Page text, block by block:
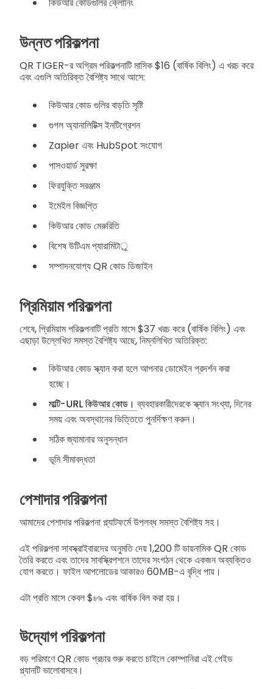
উন্নত পরিকল্পনা
QR TIGER-র অগ্রিম পরিকল্পনাটি মাসিক $16 (বার্ষিক বিলিং) এ খরচ করে
এবং এগুলি অতিরিক্ত বৈশিষ্ট্য সাথে আসে:
কিউআর কোড গুলির বাড়তি সৃষ্টি
গুগল অ্যানালিটিক্স ইনটিগ্রেশন
Zapier এবং HubSpot সংযোগ
পাসওয়ার্ড সুরক্ষা
ফিরযুক্তি সরঞ্জাম
ইমেইল বিজ্ঞপ্তি
কিউআর কোড মেরুরিতি
বিশেষ উটিএম প্যারামিটার্‌্‌
সম্পাদনযোগ্য QR কোড ডিজাইন
প্রিমিয়াম পরিকল্পনা
শেষে, প্রিমিয়াম পরিকল্পনাটি প্রতি মাসে $37 খরচ করে (বার্ষিক বিলিং) এবং
এছাড়া উল্লেখিত সমস্ত বৈশিষ্ট্য আছে, নিম্নলিখিত অতিরিক্ত:
কিউআর কোড স্ক্যান করা হলে আপনার ডোমেইন প্রদর্শন করা
হচ্ছে।
মাল্টি-URL কিউআর কোড।ব্যবহারকারীদেরকে স্ক্যান সংখ্যা, দিনের
সময় এবং অবস্থানের ভিত্তিতে পুনর্দিক্ষণ করুন।
সঠিক জ্যামানার অনুসন্ধান
ভূমি সীমাবদ্ধতা
পেশাদার পরিকল্পনা
আমাদের পেশাদার পরিকল্পনা প্ল্যাটফর্মে উপলব্ধ সমস্ত বৈশিষ্ট্য সহ।
এই পরিকল্পনা সাবস্ক্রাইবারদের অনুমতি দেয় 1,200 টি ডায়নামিক QR কোড
তৈরি করতে এবং তাদের সাবস্ক্রিপশনে তাদের সংগঠন থেকে একজন অব্যক্তিও
যোগ করতে। ফাইল আপলোডের আকারও 60MB-এ বৃদ্ধি পায়।
এটা প্রতি মাসে কেবল $৮৯ এবং বার্ষিক বিল করা হয়।
উদ্যোগ পরিকল্পনা
বড় পরিমাণে QR কোড প্রচার শুরু করতে চাইলে কোম্পানিরা এই পেইড
প্ল্যানটি ভালোবাসবে।